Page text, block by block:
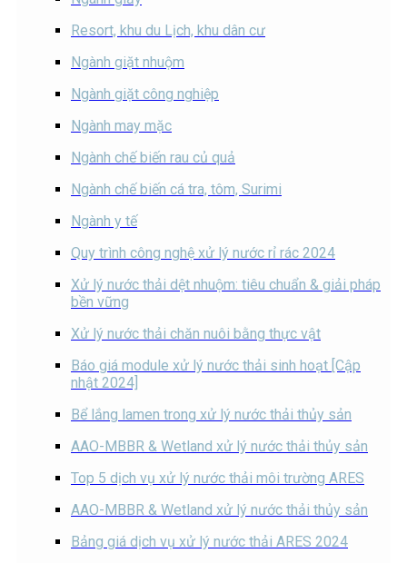
Resort, khu du Lịch, khu dân cư
Ngành giặt nhuộm
Ngành giặt công nghiệp
Ngành may mặc
Ngành chế biến rau củ quả
Ngành chế biến cá tra, tôm, Surimi
Ngành y tế
Quy trình công nghệ xử lý nước rỉ rác 2024
Xử lý nước thải dệt nhuộm: tiêu chuẩn & giải pháp
bền vững
Xử lý nước thải chăn nuôi bằng thực vật
Báo giá module xử lý nước thải sinh hoạt [Cập
nhật 2024]
Bể lắng lamen trong xử lý nước thải thủy sản
AAO-MBBR & Wetland xử lý nước thải thủy sản
Top 5 dịch vụ xử lý nước thải môi trường ARES
AAO-MBBR & Wetland xử lý nước thải thủy sản
Bảng giá dịch vụ xử lý nước thải ARES 2024